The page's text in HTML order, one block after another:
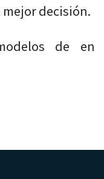
mejor decisión.
de en